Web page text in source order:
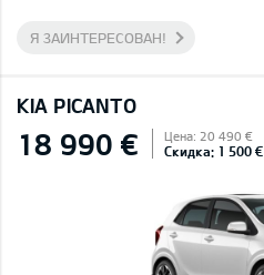
Я ЗАИНТЕРЕСОВАН!
KIA PICANTO
18 990 € Цена: 20 490 €
Скидка: 1 500 €